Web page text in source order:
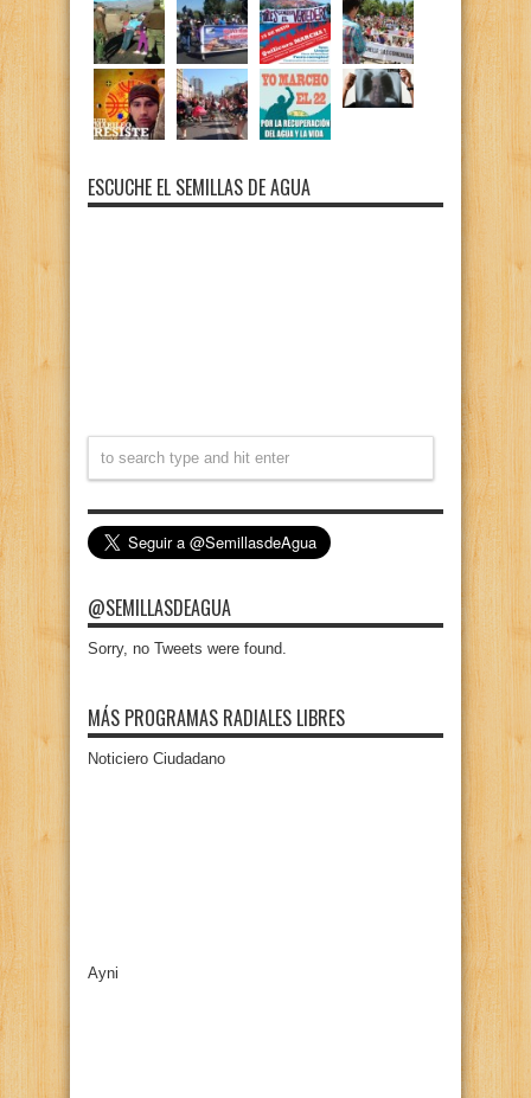
ESCUCHE EL SEMILLAS DE AGUA
@SEMILLASDEAGUA
Sorry, no Tweets were found.
MÁS PROGRAMAS RADIALES LIBRES
Noticiero Ciudadano
Ayni